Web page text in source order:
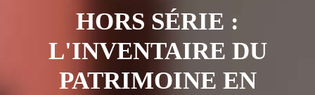
HORS SÉRIE :
L'INVENTAIRE DU
PATRIMOINE EN